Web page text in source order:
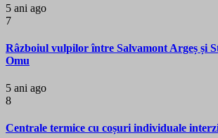
5 ani ago
7
Râzboiul vulpilor între Salvamont Argeș și
Omu
5 ani ago
8
Centrale termice cu coșuri individuale